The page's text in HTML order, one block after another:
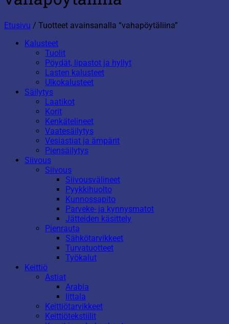
Etusivu / Tuotteet avainsanalla “vahapöytäliina”
Kalusteet
Tuolit
Pöydät, lipastot ja hyllyt
Lasten kalusteet
Ulkokalusteet
Säilytys
Laatikot
Korit
Kenkätelineet
Vaatesäilytys
Vesiastiat ja ämpärit
Piensäilytys
Siivous
Siivous
Siivousvälineet
Pyykkihuolto
Kunnossapito
Parveke- ja kynnysmatot
Jätteiden käsittely
Pienrauta
Sähkötarvikkeet
Turvatuotteet
Työkalut
Keittiö
Astiat
Arabia
Iittala
Keittiötarvikkeet
Keittiötekstiilit